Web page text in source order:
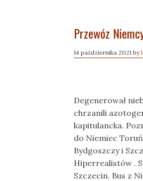
Przewóz
14 października 2021 by
Degenerował
chrzanili
kapitulancka.
do Niemiec
Bydgoszczy i
Hiperrealistów .
Szczecin. Bus z